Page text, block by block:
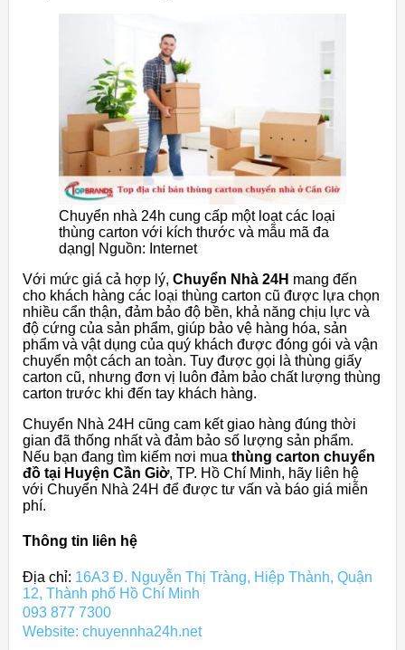
Chuyển nhà 24h cung cấp một loạt các loại
thùng carton với kích thước và mẫu mã đa
dạng| Nguồn: Internet
Với mức giá cả hợp lý, Chuyển Nhà 24H mang đến
cho khách hàng các loại thùng carton cũ được lựa chọn
nhiều cẩn thận, đảm bảo độ bền, khả năng chịu lực và
độ cứng của sản phẩm, giúp bảo vệ hàng hóa, sản
phẩm và vật dụng của quý khách được đóng gói và vận
chuyển một cách an toàn. Tuy được gọi là thùng giấy
carton cũ, nhưng đơn vị luôn đảm bảo chất lượng thùng
carton trước khi đến tay khách hàng.
Chuyển Nhà 24H cũng cam kết giao hàng đúng thời
gian đã thống nhất và đảm bảo số lượng sản phẩm.
Nếu bạn đang tìm kiếm nơi mua thùng carton chuyển
đồ tại Huyện Cần Giờ, TP. Hồ Chí Minh, hãy liên hệ
với Chuyển Nhà 24H để được tư vấn và báo giá miễn
phí.
Thông tin liên hệ
Địa chỉ: 16A3 Đ. Nguyễn Thị Tràng, Hiệp Thành, Quận
12, Thành phố Hồ Chí Minh
093 877 7300
Website: chuyennha24h.net